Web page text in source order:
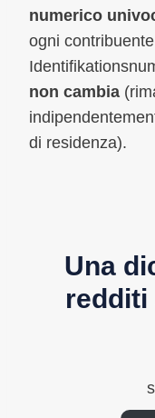
numerico
ogni
non cambia
di residenza).
Una
redditi